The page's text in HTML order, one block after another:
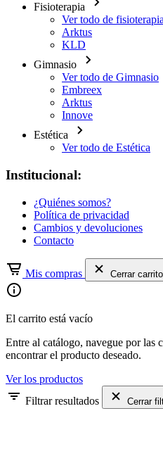
Fisioterapia
Ver todo de fisioterapia
Arktus
KLD
Gimnasio
Ver todo de Gimnasio
Embreex
Arktus
Innove
Estética
Ver todo de Estética
Institucional:
¿Quiénes somos?
Política de privacidad
Cambios y devoluciones
Contacto
Mis compras Cerrar carrito
El carrito está vacío
Entre al catálogo, navegue por las
encontrar el producto deseado.
Ver los productos
Filtrar resultados
Cerrar